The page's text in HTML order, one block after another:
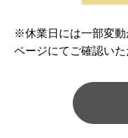
※休業日には一部変動
ページにてご確認いた